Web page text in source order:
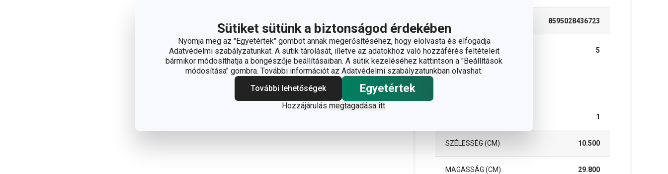
Sütiket sütünk a biztonságod érdekében
Nyomja meg az "Egyetértek" gombot annak megerősítéséhez, hogy elolvasta és elfogadja
Adatvédelmi szabályzatunkat. A sütik tárolását, illetve az adatokhoz való hozzáférés feltételeit
bármikor módosíthatja a böngészője beállításaiban. A sütik kezeléséhez kattintson a "Beállítások
módosítása" gombra. További információt az Adatvédelmi szabályzatunkban olvashat.
További lehetőségek
Egyetértek
Hozzájárulás megtagadása itt.
8595028436723
A GARANCIÁLIS
IDŐSZAK (ÉVEKBEN)
5
1
SZÉLESSÉG (CM) 10.500
MAGASSÁG (CM) 29.800